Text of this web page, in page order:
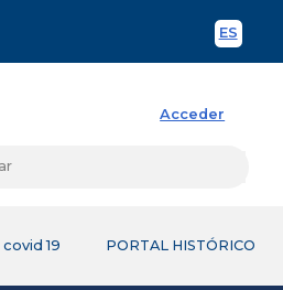
ES
Acceder
19 PORTAL HISTÓRICO